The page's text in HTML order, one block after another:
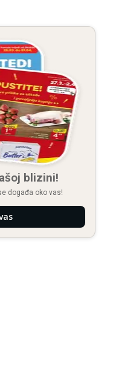
blizini!
događa oko vas!